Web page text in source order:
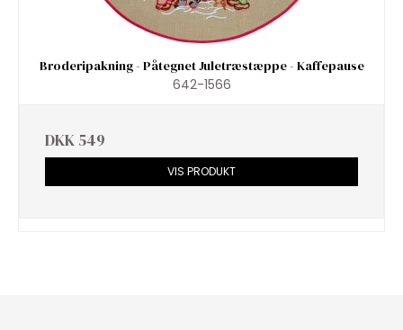
Broderipakning - Påtegnet Juletræstæppe - Kaffepause
642-1566
DKK 549
VIS PRODUKT